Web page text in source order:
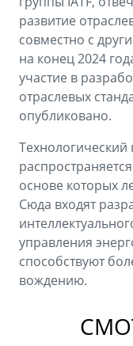
развитие
совместно с
на конец 2024
участие в
отраслевых
опубликовано.
Технологический
основе которых
Сюда входят
управления
способствуют
вождению.